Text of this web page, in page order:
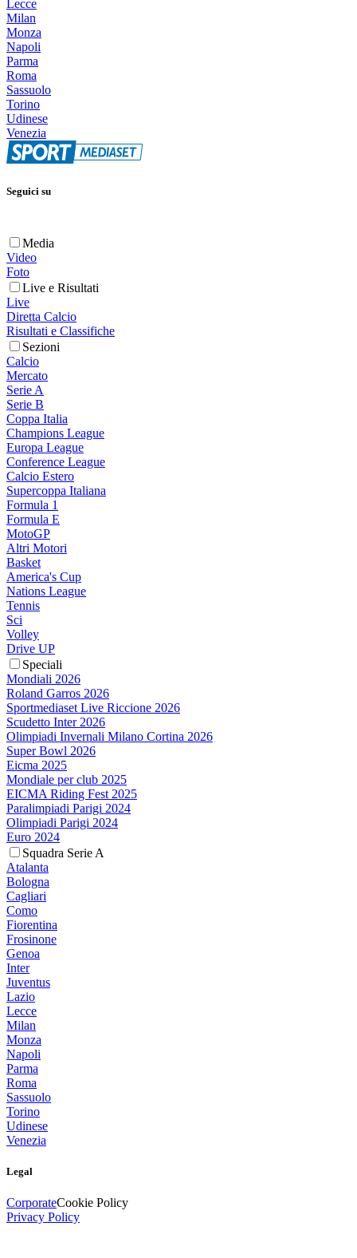
Lecce
Milan
Monza
Napoli
Parma
Roma
Sassuolo
Torino
Udinese
Venezia
Seguici su
Media
Video
Foto
Live e Risultati
Live
Diretta Calcio
Risultati e Classifiche
Sezioni
Calcio
Mercato
Serie A
Serie B
Coppa Italia
Champions League
Europa League
Conference League
Calcio Estero
Supercoppa Italiana
Formula 1
Formula E
MotoGP
Altri Motori
Basket
America's Cup
Nations League
Tennis
Sci
Volley
Drive UP
Speciali
Mondiali 2026
Roland Garros 2026
Sportmediaset Live Riccione 2026
Scudetto Inter 2026
Olimpiadi Invernali Milano Cortina 2026
Super Bowl 2026
Eicma 2025
Mondiale per club 2025
EICMA Riding Fest 2025
Paralimpiadi Parigi 2024
Olimpiadi Parigi 2024
Euro 2024
Squadra Serie A
Atalanta
Bologna
Cagliari
Como
Fiorentina
Frosinone
Genoa
Inter
Juventus
Lazio
Lecce
Milan
Monza
Napoli
Parma
Roma
Sassuolo
Torino
Udinese
Venezia
Legal
CorporateCookie Policy
Privacy Policy